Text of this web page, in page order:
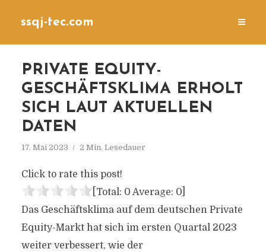
ssqj-tec.com
PRIVATE EQUITY-
GESCHÄFTSKLIMA ERHOLT
SICH LAUT AKTUELLEN
DATEN
17. Mai 2023 2 Min. Lesedauer
Click to rate this post!
[Total: 0 Average: 0]
Das Geschäftsklima auf dem deutschen Private
Equity-Markt hat sich im ersten Quartal 2023
weiter verbessert, wie der